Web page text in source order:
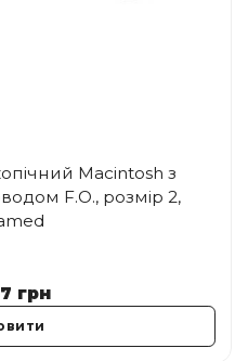
Macintosh з
F.O., розмір 2,
грн